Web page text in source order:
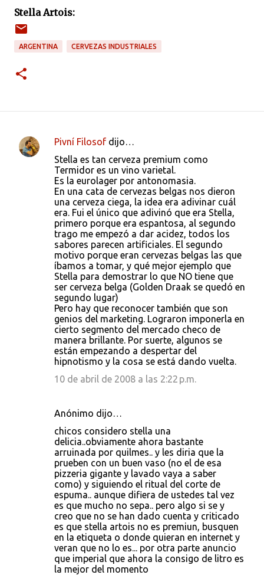
Stella Artois:
ARGENTINA CERVEZAS INDUSTRIALES
C
Pivní Filosof dijo…
Stella es tan cerveza premium como
Termidor es un vino varietal.
Es la eurolager por antonomasia.
En una cata de cervezas belgas nos dieron
una cerveza ciega, la idea era adivinar cuál
era. Fui el único que adivinó que era Stella,
primero porque era espantosa, al segundo
trago me empezó a dar acidez, todos los
sabores parecen artificiales. El segundo
motivo porque eran cervezas belgas las que
íbamos a tomar, y qué mejor ejemplo que
Stella para demostrar lo que NO tiene que
ser cerveza belga (Golden Draak se quedó en
segundo lugar)
Pero hay que reconocer también que son
genios del marketing. Lograron imponerla en
cierto segmento del mercado checo de
manera brillante. Por suerte, algunos se
están empezando a despertar del
hipnotismo y la cosa se está dando vuelta.
10 de abril de 2008 a las 2:22 p.m.
Anónimo dijo…
chicos considero stella una
delicia..obviamente ahora bastante
arruinada por quilmes.. y les diria que la
prueben con un buen vaso (no el de esa
pizzeria gigante y lavado vaya a saber
como) y siguiendo el ritual del corte de
espuma.. aunque difiera de ustedes tal vez
es que mucho no sepa.. pero algo si se y
creo que no se han dado cuenta y criticado
es que stella artois no es premiun, busquen
en la etiqueta o donde quieran en internet y
veran que no lo es... por otra parte anuncio
que imperial que ahora la consigo de litro es
la mejor del momento